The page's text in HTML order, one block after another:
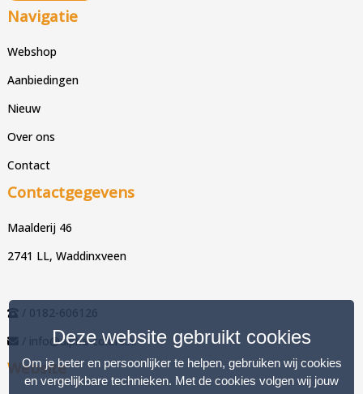
Navigatie
Webshop
Aanbiedingen
Nieuw
Over ons
Contact
Contactgegevens
Maalderij 46
2741 LL, Waddinxveen
/ 0182-606126
/ info@alpha-colors.nl
Website
Deze website gebruikt cookies
Om je beter en persoonlijker te helpen, gebruiken wij cookies
en vergelijkbare technieken. Met de cookies volgen wij jouw